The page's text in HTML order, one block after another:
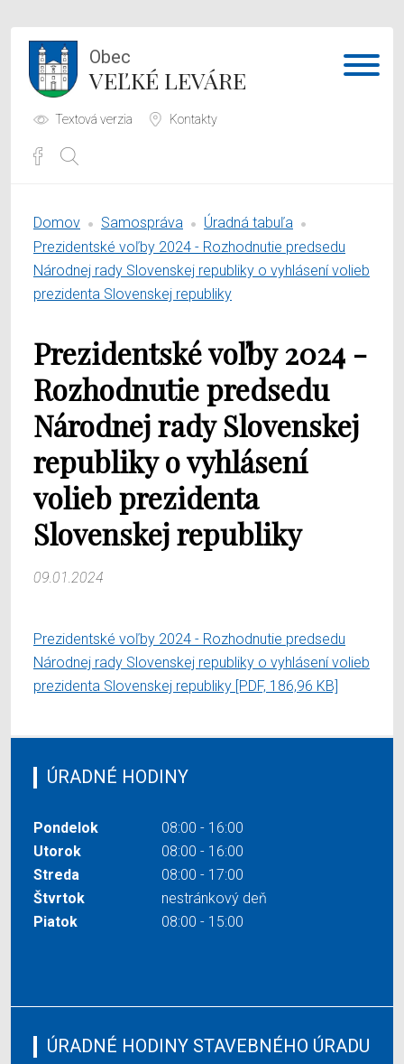
Obec
VEĽKÉ LEVÁRE
Textová verzia Kontakty
Samospráva
Obecný úrad
Domov Samospráva
Úradná tabuľa
Prezidentské voľby 2024 - Rozhodnutie predsedu
Národnej rady Slovenskej republiky o vyhlásení volieb
prezidenta Slovenskej republiky
Prezidentské voľby 2024 -
Rozhodnutie predsedu
Národnej rady Slovenskej
republiky o vyhlásení
volieb prezidenta
Slovenskej republiky
09.01.2024
Prezidentské voľby 2024 - Rozhodnutie predsedu
Národnej rady Slovenskej republiky o vyhlásení volieb
prezidenta Slovenskej republiky [PDF, 186,96 KB]
ÚRADNÉ HODINY
Pondelok
08:00 - 16:00
Utorok
08:00 - 16:00
Streda
08:00 - 17:00
Štvrtok
nestránkový deň
Piatok
08:00 - 15:00
ÚRADNÉ HODINY STAVEBNÉHO ÚRADU